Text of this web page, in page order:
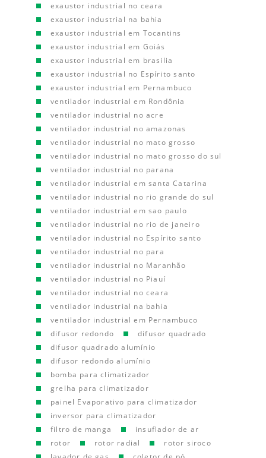
exaustor industrial no ceara
exaustor industrial na bahia
exaustor industrial em Tocantins
exaustor industrial em Goiás
exaustor industrial em brasilia
exaustor industrial no Espírito santo
exaustor industrial em Pernambuco
ventilador industrial em Rondônia
ventilador industrial no acre
ventilador industrial no amazonas
ventilador industrial no mato grosso
ventilador industrial no mato grosso do sul
ventilador industrial no parana
ventilador industrial em santa Catarina
ventilador industrial no rio grande do sul
ventilador industrial em sao paulo
ventilador industrial no rio de janeiro
ventilador industrial no Espírito santo
ventilador industrial no para
ventilador industrial no Maranhão
ventilador industrial no Piauí
ventilador industrial no ceara
ventilador industrial na bahia
ventilador industrial em Pernambuco
difusor redondo
difusor quadrado
difusor quadrado alumínio
difusor redondo alumínio
bomba para climatizador
grelha para climatizador
painel Evaporativo para climatizador
inversor para climatizador
filtro de manga
insuflador de ar
rotor
rotor radial
rotor siroco